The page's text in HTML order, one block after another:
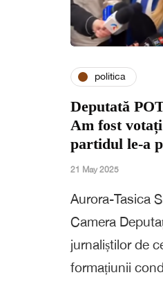
politica
Deputată
Am fost
partidul le-a
21 May 2025
Aurora-Tasica
Camera
jurnaliștilor de
formațiunii